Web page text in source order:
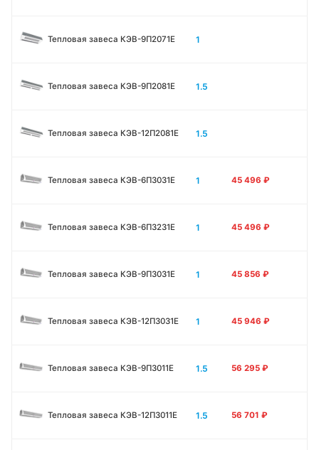
Тепловая завеса КЭВ-9П2071E 1
Тепловая завеса КЭВ-9П2081E 1.5
Тепловая завеса КЭВ-12П2081E 1.5
Тепловая завеса КЭВ-6П3031E 1 45 496 ₽
Тепловая завеса КЭВ-6П3231E 1 45 496 ₽
Тепловая завеса КЭВ-9П3031E 1 45 856 ₽
Тепловая завеса КЭВ-12П3031E 1 45 946 ₽
Тепловая завеса КЭВ-9П3011E 1.5 56 295 ₽
Тепловая завеса КЭВ-12П3011E 1.5 56 701 ₽